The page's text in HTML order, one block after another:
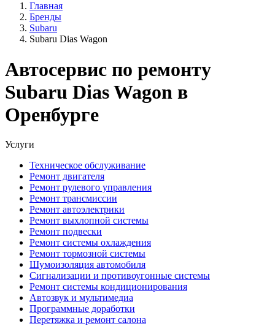
Главная
Бренды
Subaru
Subaru Dias Wagon
Автосервис по ремонту
Subaru Dias Wagon в
Оренбурге
Услуги
Техническое обслуживание
Ремонт двигателя
Ремонт рулевого управления
Ремонт трансмиссии
Ремонт автоэлектрики
Ремонт выхлопной системы
Ремонт подвески
Ремонт системы охлаждения
Ремонт тормозной системы
Шумоизоляция автомобиля
Сигнализации и противоугонные системы
Ремонт системы кондиционирования
Автозвук и мультимедиа
Программные доработки
Перетяжка и ремонт салона